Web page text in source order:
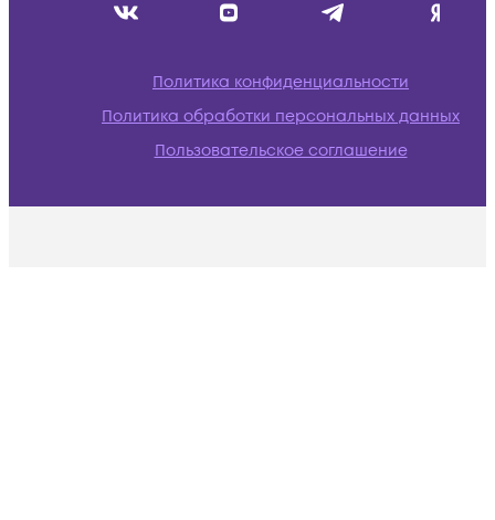
Политика конфиденциальности
Политика обработки персональных данных
Пользовательское соглашение